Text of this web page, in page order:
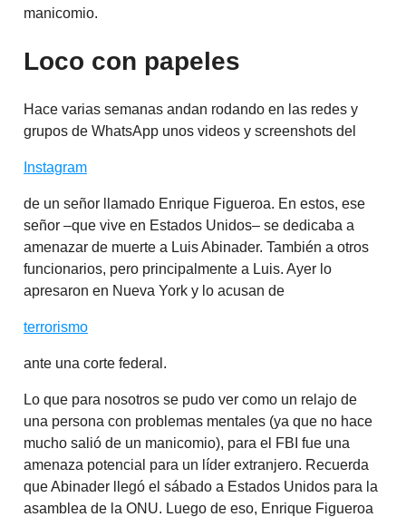
manicomio.
Loco con papeles
Hace varias semanas andan rodando en las redes y
grupos de WhatsApp unos videos y screenshots del
Instagram
de un señor llamado Enrique Figueroa. En estos, ese
señor –que vive en Estados Unidos– se dedicaba a
amenazar de muerte a Luis Abinader. También a otros
funcionarios, pero principalmente a Luis. Ayer lo
apresaron en Nueva York y lo acusan de
terrorismo
ante una corte federal.
Lo que para nosotros se pudo ver como un relajo de
una persona con problemas mentales (ya que no hace
mucho salió de un manicomio), para el FBI fue una
amenaza potencial para un líder extranjero. Recuerda
que Abinader llegó el sábado a Estados Unidos para la
asamblea de la ONU. Luego de eso, Enrique Figueroa